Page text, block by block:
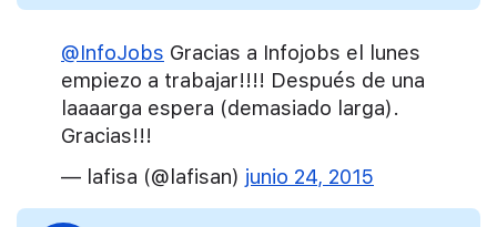
@InfoJobs Gracias a Infojobs el lunes
empiezo a trabajar!!!! Después de una
laaaarga espera (demasiado larga).
Gracias!!!
— lafisa (@lafisan) junio 24, 2015